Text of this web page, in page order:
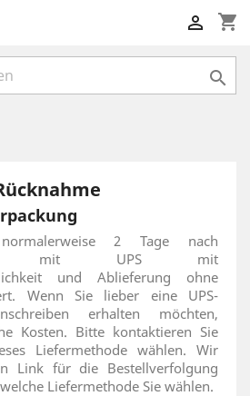
shopping_cart


2 Tage nach
mit UPS mit
und Ablieferung ohne
Wenn Sie lieber eine UPS-
erhalten möchten,
Kosten. Bitte kontaktieren Sie
Liefermethode wählen. Wir
Link für die Bestellverfolgung
Liefermethode Sie wählen.